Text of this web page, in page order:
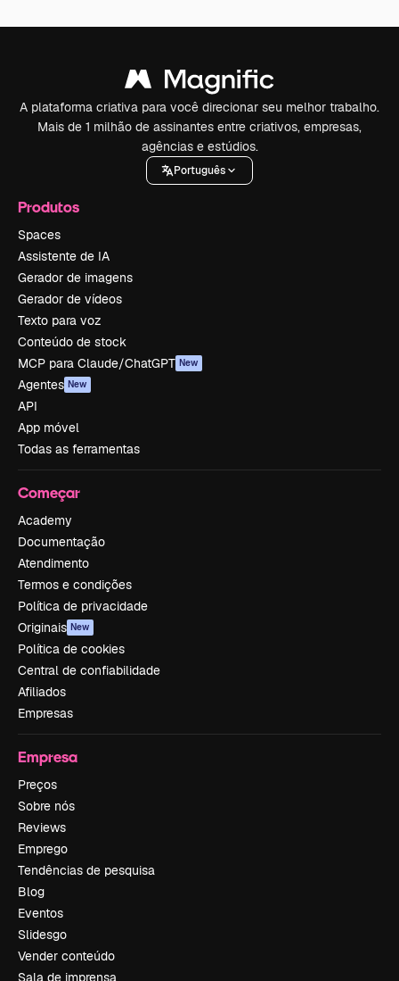
A plataforma criativa para você direcionar seu melhor trabalho.
Mais de 1 milhão de assinantes entre criativos, empresas,
agências e estúdios.
Português
Produtos
Spaces
Assistente de IA
Gerador de imagens
Gerador de vídeos
Texto para voz
Conteúdo de stock
MCP para Claude/ChatGPT New
Agentes New
API
App móvel
Todas as ferramentas
Começar
Academy
Documentação
Atendimento
Termos e condições
Política de privacidade
Originais New
Política de cookies
Central de confiabilidade
Afiliados
Empresas
Empresa
Preços
Sobre nós
Reviews
Emprego
Tendências de pesquisa
Blog
Eventos
Slidesgo
Vender conteúdo
Sala de imprensa